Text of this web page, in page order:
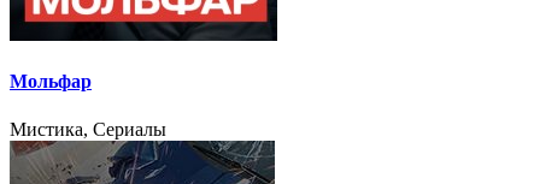
Мольфар
Мистика, Сериалы